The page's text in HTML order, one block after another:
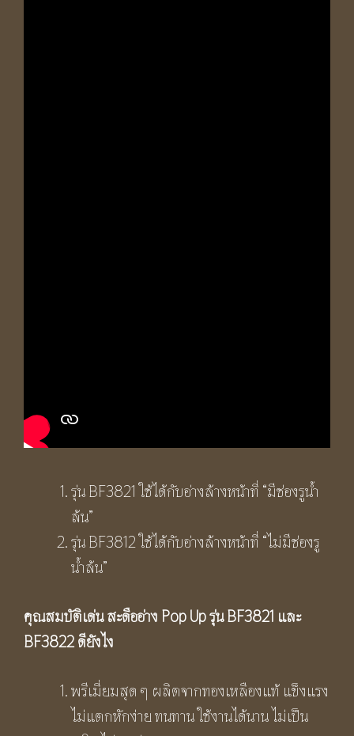
รุ่น BF3821 ใช้ได้กับอ่างล้างหน้าที่ “มีช่องรูน้ำ
ล้น”
รุ่น BF3812 ใช้ได้กับอ่างล้างหน้าที่ “ไม่มีช่องรู
น้ำล้น”
คุณสมบัติเด่น สะดืออ่าง Pop Upรุ่น BF3821 และ
BF3822 ดียังไง
พรีเมี่ยมสุด ๆ ผลิตจากทองเหลืองแท้ แข็งแรง
ไม่แตกหักง่าย ทนทาน ใช้งานได้นาน ไม่เป็น